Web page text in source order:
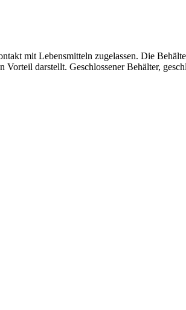
mit Lebensmitteln zugelassen. Die
darstellt. Geschlossener Behälter,